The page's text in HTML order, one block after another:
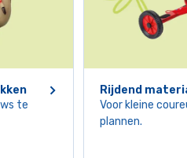
te
Rijdend
Voor kleine
plannen.